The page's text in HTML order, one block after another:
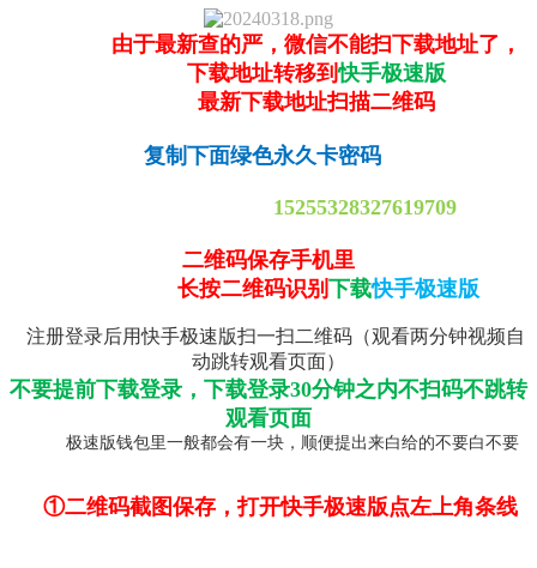
由于最新查的严，微信不能扫下载地址了，
下载地址转移到快手极速版
最新下载地址扫描二维码
复制下面绿色永久卡密码
15255328327619709
二维码保存手机里
长按二维码识别 下载快手极速版
注册登录后用快手极速版扫一扫二维码（观看两分钟视频自
动跳转观看页面）
不要提前下载登录，下载登录30分钟之内不扫码不跳转
观看页面
极速版钱包里一般都会有一块，顺便提出来白给的不要白不要
①二维码截图保存，打开快手极速版点左上角条线